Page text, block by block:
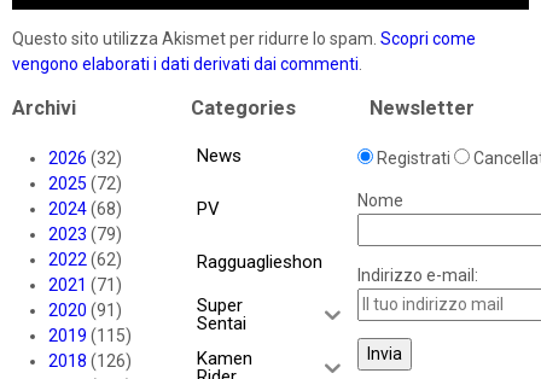
Questo sito utilizza Akismet per ridurre lo spam. Scopri come
vengono elaborati i dati derivati dai commenti.
Archivi
2026 (32)
2025 (72)
2024(68)
2023 (79)
2022(62)
2021 (71)
2020 (91)
2019 (115)
2018 (126)
Categories
News
PV
Ragguaglieshon
Super
Sentai
Kamen
Newsletter
Registrati
Nome
Indirizzo e-mail: